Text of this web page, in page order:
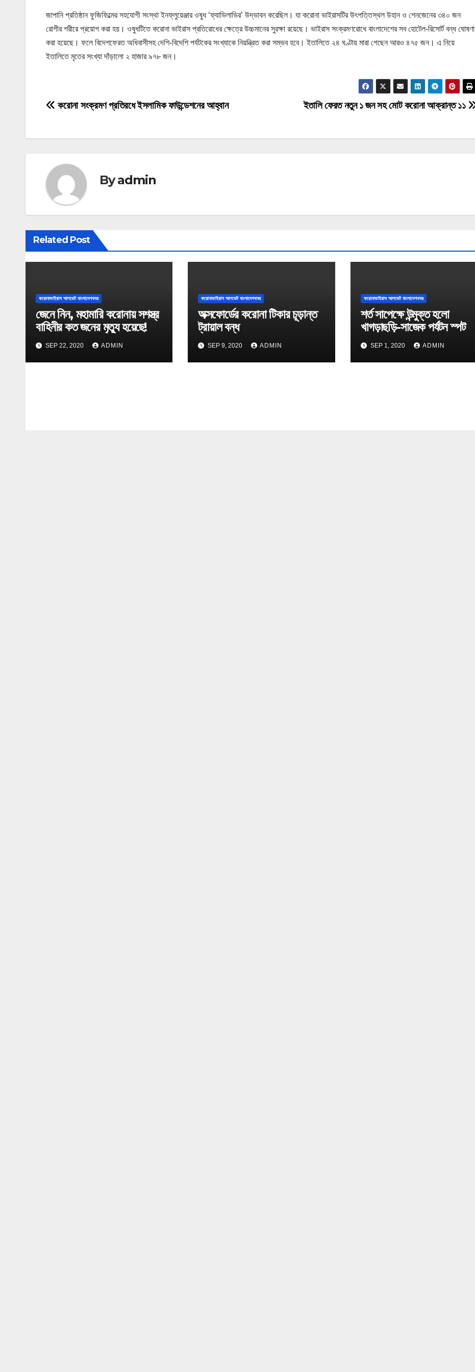
জাপানি প্রতিষ্ঠান ফুজিফিল্মের সহযোগী সংস্থা ইনফ্লুয়েঞ্জার ওষুধ ‘ফ্যাভিলাভির’ উদ্ভাবন করেছিল। যা করোনা ভাইরাসটির উৎপত্তিস্থল উহান ও শেনজেনের ৩৪০ জন
রোগীর শরীরে প্রয়োগ করা হয়। ওষুধটিতে করোনা ভাইরাস প্রতিরোধের ক্ষেত্রে উচ্চমানের সুরক্ষা রয়েছে। ভাইরাস সংক্রমণরোধে বাংলাদেশের সব হোটেল-রিসোর্ট বন্ধ ঘোষণা
করা হয়েছে। ফলে বিদেশফেরত অধিবাসীসহ দেশি-বিদেশি পর্যটকের সংখ্যাকে নিয়ন্ত্রিত করা সম্ভব হবে। ইতালিতে ২৪ ঘণ্টায় মারা গেছেন আরও ৪৭৫ জন। এ নিয়ে
ইতালিতে মৃতের সংখ্যা দাঁড়ালো ২ হাজার ৯৭৮ জন।
P
t
n
a
v
i
a
t
i
o
ইতালি ফেরত নতুন ১ জন সহ মোট করোনা আক্রান্ত ১১
করোনা সংক্রমণ প্রতিরধে ইসলামিক ফাউন্ডেশনের আহ্বান
Byadmin
Related Post
করোনাভাইরাস আপডেট বাংলাদেশখবর
জেনে নিন, মহামারি করোনায় সশস্ত্র
বাহিনীর কত জনের মৃত্যু হয়েছে!
SEP 22, 2020 ADMIN
করোনাভাইরাস আপডেট বাংলাদেশখবর
অক্সফোর্ডের করোনা টিকার চূড়ান্ত
ট্রায়াল বন্ধ
SEP 9, 2020 ADMIN
করোনাভাইরাস আপডেট বাংলাদেশখবর
শর্ত সাপেক্ষে উন্মুক্ত হলো
খাগড়াছড়ি-সাজেক পর্যটন স্পট
SEP 1, 2020 ADMIN